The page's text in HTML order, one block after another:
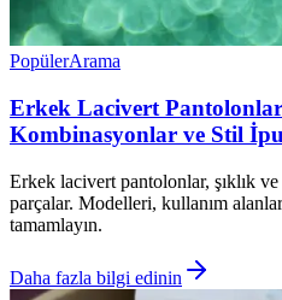
PopülerArama
Erkek Lacivert
Kombinasyonlar ve Stil
Erkek lacivert pantolonlar, şıklık
parçalar. Modelleri, kullanım
tamamlayın.
Daha fazla bilgi edinin